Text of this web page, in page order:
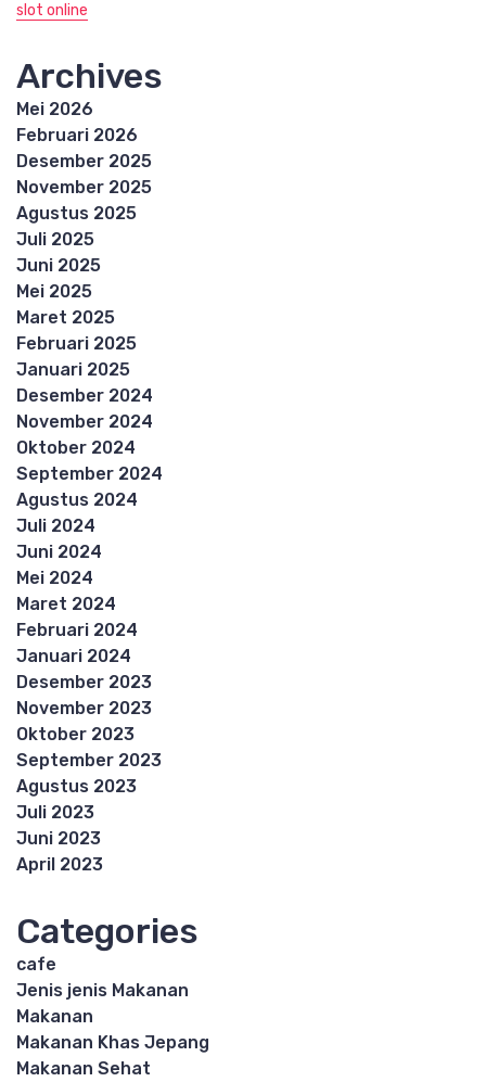
slot online
Archives
Mei 2026
Februari 2026
Desember 2025
November 2025
Agustus 2025
Juli 2025
Juni 2025
Mei 2025
Maret 2025
Februari 2025
Januari 2025
Desember 2024
November 2024
Oktober 2024
September 2024
Agustus 2024
Juli 2024
Juni 2024
Mei 2024
Maret 2024
Februari 2024
Januari 2024
Desember 2023
November 2023
Oktober 2023
September 2023
Agustus 2023
Juli 2023
Juni 2023
April 2023
Categories
cafe
Jenis jenis Makanan
Makanan
Makanan Khas Jepang
Makanan Sehat